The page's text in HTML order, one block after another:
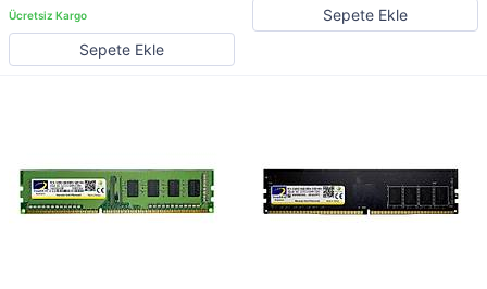
Sepete Ekle
Sepete Ekle